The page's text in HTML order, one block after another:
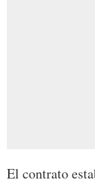
El contrato